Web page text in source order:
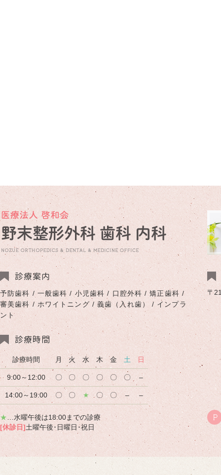
診療案内
予防歯科 / 一般歯科 / 小児歯科 / 口腔外科 / 矯正歯科 /
審美歯科 / ホワイトニング / 義歯（入れ歯） / インプラ
ント
診療時間
診療時間 月 火 水 木 金 土 日
9:00～12:00 〇 〇 〇 〇 〇 〇 –
14:00～19:00 〇 〇 ★ 〇 〇 – –
★ …水曜午後は18:00までの診療
[休診日]土曜午後･日曜日･祝日
〒
P